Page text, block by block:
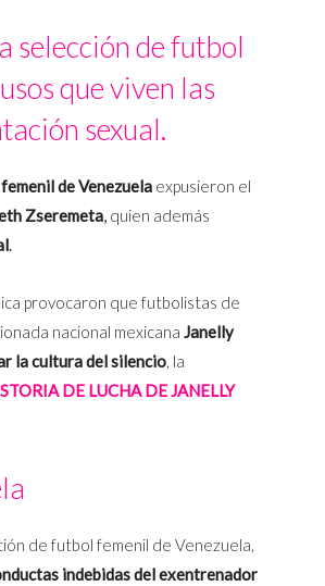
selección de futbol
que viven las
sexual.
de Venezuela expusieron el
Zseremeta, quien además
.
provocaron que futbolistas de
nacional mexicana Janelly
la cultura del silencio, la
DE LUCHA DE JANELLY
de futbol femenil de Venezuela,
indebidas del exentrenador